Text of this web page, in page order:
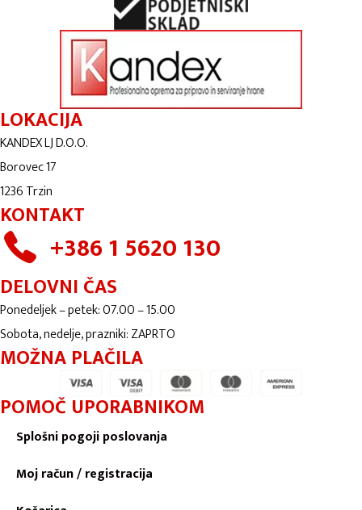
LOKACIJA
KANDEX LJ D.O.O.
Borovec 17
1236 Trzin
KONTAKT
+386 1 5620 130
DELOVNI ČAS
Ponedeljek – petek: 07.00 – 15.00
Sobota, nedelje, prazniki: ZAPRTO
MOŽNA PLAČILA
POMOČ UPORABNIKOM
Splošni pogoji poslovanja
Moj račun / registracija